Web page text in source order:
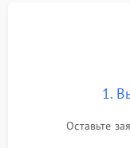
1.
Оставьте